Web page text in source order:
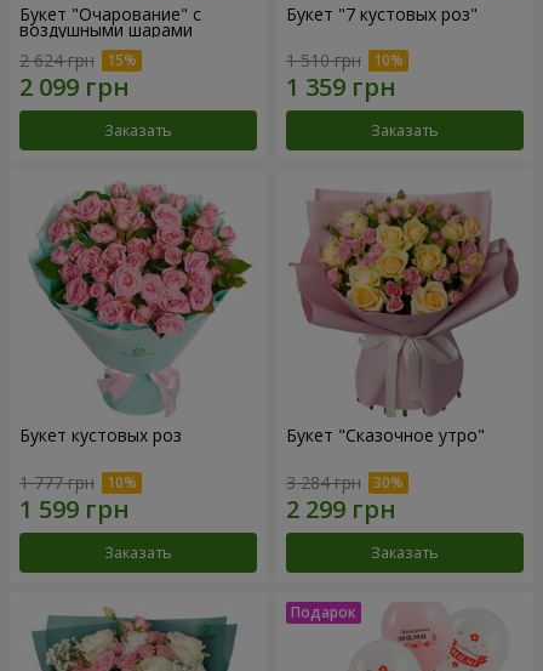
Букет "Очарование" с
воздушными шарами
2 624 грн
Заказать
Букет "7 кустовых роз"
1 510 грн
Заказать
Букет кустовых роз
1 777 грн
Заказать
Букет "Сказочное утро"
3 284 грн
Заказать